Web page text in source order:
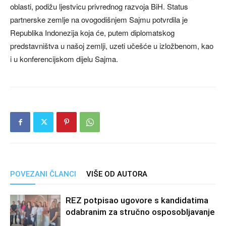
oblasti, podižu ljestvicu privrednog razvoja BiH. Status
partnerske zemlje na ovogodišnjem Sajmu potvrdila je
Republika Indonezija koja će, putem diplomatskog
predstavništva u našoj zemlji, uzeti učešće u izložbenom, kao
i u konferencijskom dijelu Sajma.
POVEZANI ČLANCI VIŠE OD AUTORA
REZ potpisao ugovore s kandidatima
odabranim za stručno osposobljavanje